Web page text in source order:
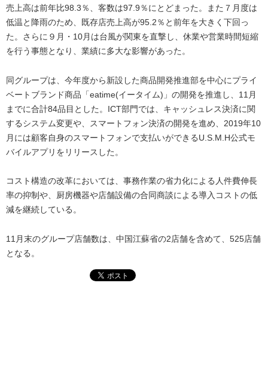
売上高は前年比98.3％、客数は97.9％にとどまった。また７月度は
低温と降雨のため、既存店売上高が95.2％と前年を大きく下回っ
た。さらに９月・10月は台風が関東を直撃し、休業や営業時間短縮
を行う事態となり、業績に多大な影響があった。
同グループは、今年度から新設した商品開発推進部を中心にプライ
ベートブランド商品「eatime(イータイム)」の開発を推進し、11月
までに合計84品目とした。ICT部門では、キャッシュレス決済に関
するシステム変更や、スマートフォン決済の開発を進め、2019年10
月には顧客自身のスマートフォンで支払いができるU.S.M.H公式モ
バイルアプリをリリースした。
コスト構造の改革においては、事務作業の省力化による人件費伸長
率の抑制や、厨房機器や店舗設備の合同商談による導入コストの低
減を継続している。
11月末のグループ店舗数は、中国江蘇省の2店舗を含めて、525店舗
となる。